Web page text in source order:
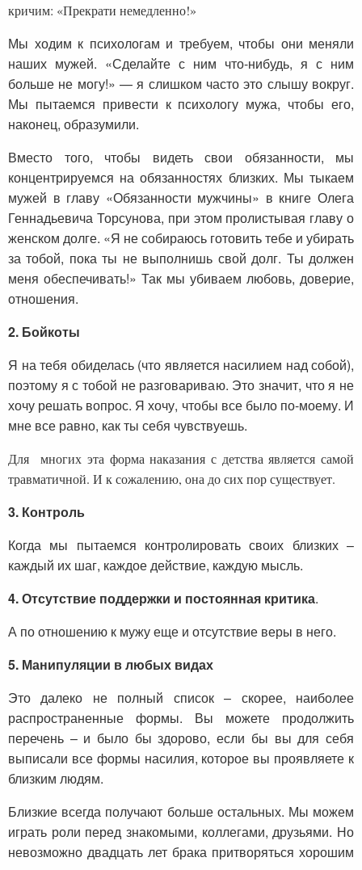
кричим: «Прекрати немедленно!»
Мы ходим к психологам и требуем, чтобы они меняли
наших мужей. «Сделайте с ним что-нибудь, я с ним
больше не могу!» — я слишком часто это слышу вокруг.
Мы пытаемся привести к психологу мужа, чтобы его,
наконец, образумили.
Вместо того, чтобы видеть свои обязанности, мы
концентрируемся на обязанностях близких. Мы тыкаем
мужей в главу «Обязанности мужчины» в книге Олега
Геннадьевича Торсунова, при этом пролистывая главу о
женском долге. «Я не собираюсь готовить тебе и убирать
за тобой, пока ты не выполнишь свой долг. Ты должен
меня обеспечивать!» Так мы убиваем любовь, доверие,
отношения.
2. Бойкоты
Я на тебя обиделась (что является насилием над собой),
поэтому я с тобой не разговариваю. Это значит, что я не
хочу решать вопрос. Я хочу, чтобы все было по-моему. И
мне все равно, как ты себя чувствуешь.
Для многих эта форма наказания с детства является самой
травматичной. И к сожалению, она до сих пор существует.
3. Контроль
Когда мы пытаемся контролировать своих близких –
каждый их шаг, каждое действие, каждую мысль.
4. Отсутствие поддержки и постоянная критика.
А по отношению к мужу еще и отсутствие веры в него.
5. Манипуляции в любых видах
Это далеко не полный список – скорее, наиболее
распространенные формы. Вы можете продолжить
перечень – и было бы здорово, если бы вы для себя
выписали все формы насилия, которое вы проявляете к
близким людям.
Близкие всегда получают больше остальных. Мы можем
играть роли перед знакомыми, коллегами, друзьями. Но
невозможно двадцать лет брака притворяться хорошим